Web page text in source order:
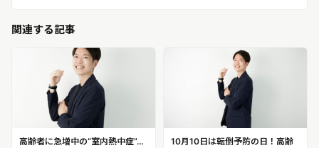
関連する記事
高齢者に急増中の“室内熱中症”…
10月10日は転倒予防の日！高齢